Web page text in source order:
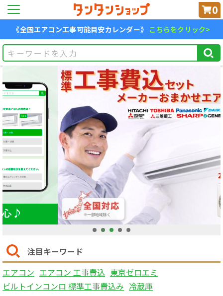
0
《全国エアコン工事可能目安カレンダー》 こちらをクリック>
1 2 3 4 5
注目キーワード
エアコン エアコン 工事費込 東京ゼロエミ
ビルトインコンロ 標準工事費込み 冷蔵庫